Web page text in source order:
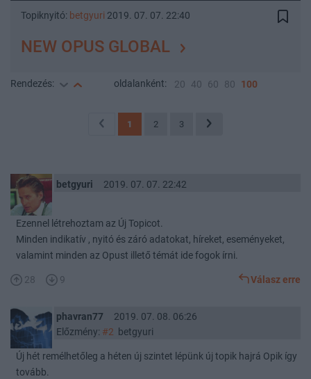
Topiknyitó: betgyuri 2019. 07. 07. 22:40
NEW OPUS GLOBAL
Rendezés: oldalanként: 20 40 60 80 100
1 2 3
betgyuri 2019. 07. 07. 22:42
Ezennel létrehoztam az Új Topicot.
Minden indikatív , nyitó és záró adatokat, híreket, eseményeket,
valamint minden az Opust illető témát ide fogok írni.
28 9 Válasz erre
phavran77
2019. 07. 08. 06:26
Előzmény: #2 betgyuri
Új hét remélhetőleg a héten új szintet lépünk új topik hajrá Opik így
tovább.